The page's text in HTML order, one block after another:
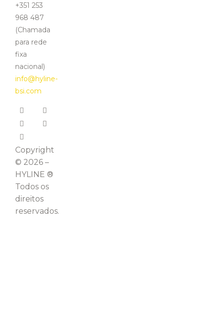
+351 253
968 487
(Chamada
para rede
fixa
nacional)
info@hyline-
bsi.com
Copyright
© 2026 –
HYLINE ®
Todos os
direitos
reservados.